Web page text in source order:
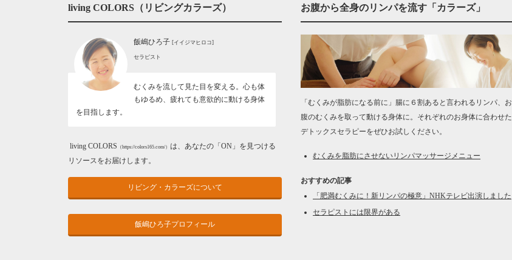
living COLORS（リビングカラーズ）
飯嶋ひろ子 [イイジマヒロコ]
セラピスト
むくみを流して見た目を変える。心も体
もゆるめ、疲れても意欲的に動ける身体
を目指します。
living COLORS （https://colors165.com/） は、あなたの「ON」を見つける
リソースをお届けします。
リビング・カラーズについて
飯嶋ひろ子プロフィール
お腹から全身のリンパを流す「カラーズ」
「むくみが脂肪になる前に」腸に６割あると言われるリンパ、お
腹のむくみを取って動ける身体に。それぞれのお身体に合わせた
デトックスセラピーをぜひお試しください。
むくみを脂肪にさせないリンパマッサージメニュー
おすすめの記事
「肥満むくみに！新リンパの極意」NHKテレビ出演しました
セラピストには限界がある